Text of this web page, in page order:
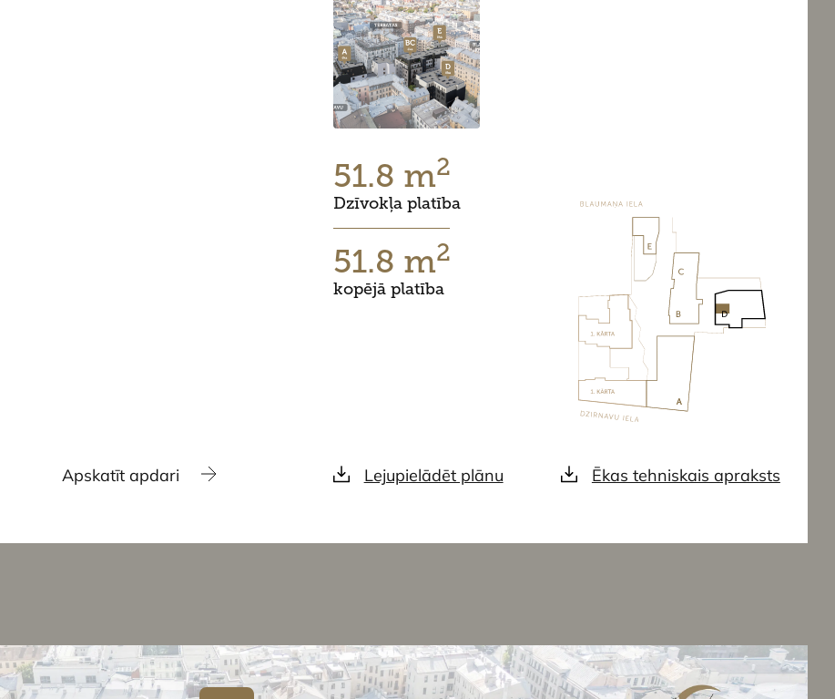
51.8 m2
Dzīvokļa platība
51.8 m2
kopējā platība
Apskatīt apdari Lejupielādēt plānu Ēkas tehniskais apraksts